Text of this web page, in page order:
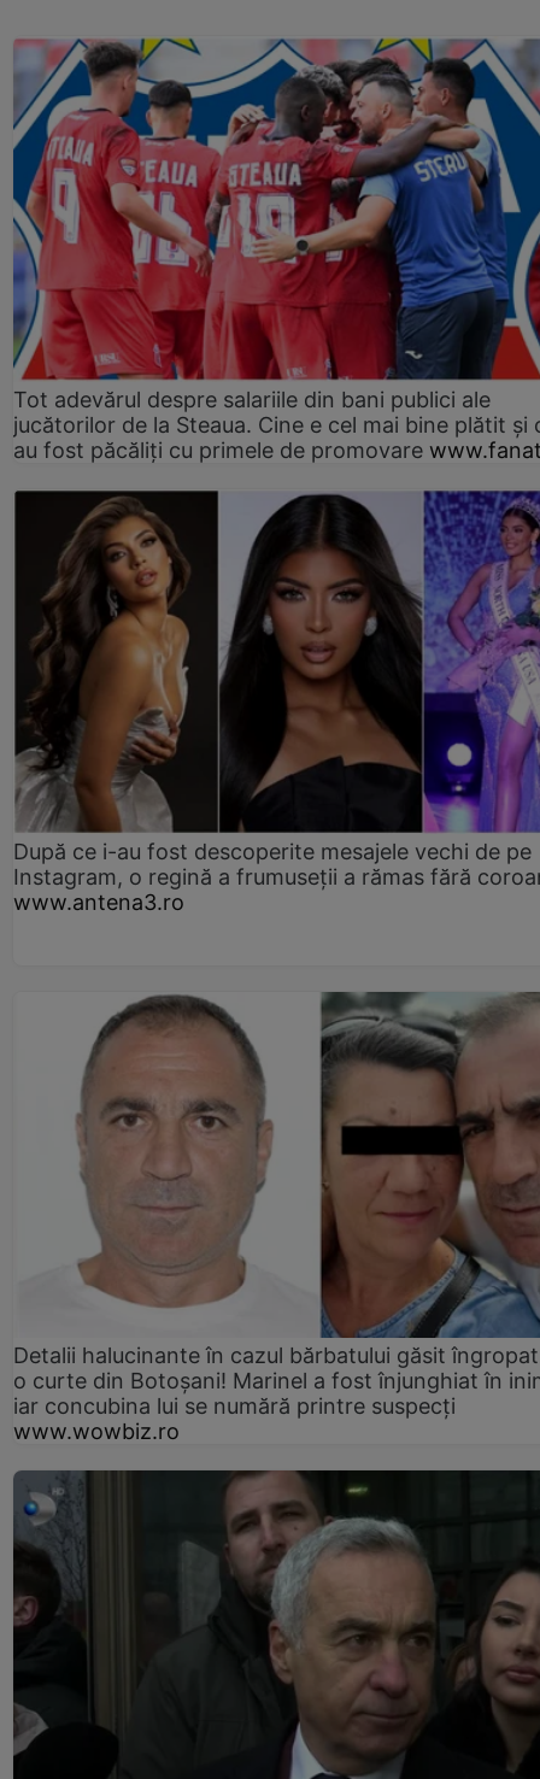
Tot adevărul despre salariile din bani publici ale
jucătorilor de la Steaua. Cine e cel mai bine plătit și
au fost păcăliți cu primele de promovare
După ce i-au fost descoperite mesajele vechi de pe
Instagram, o regină a frumuseții a rămas fără
www.antena3.ro
Detalii halucinante în cazul bărbatului găsit
o curte din Botoșani! Marinel a fost înjunghiat în
iar concubina lui se numără printre suspecți
www.wowbiz.ro